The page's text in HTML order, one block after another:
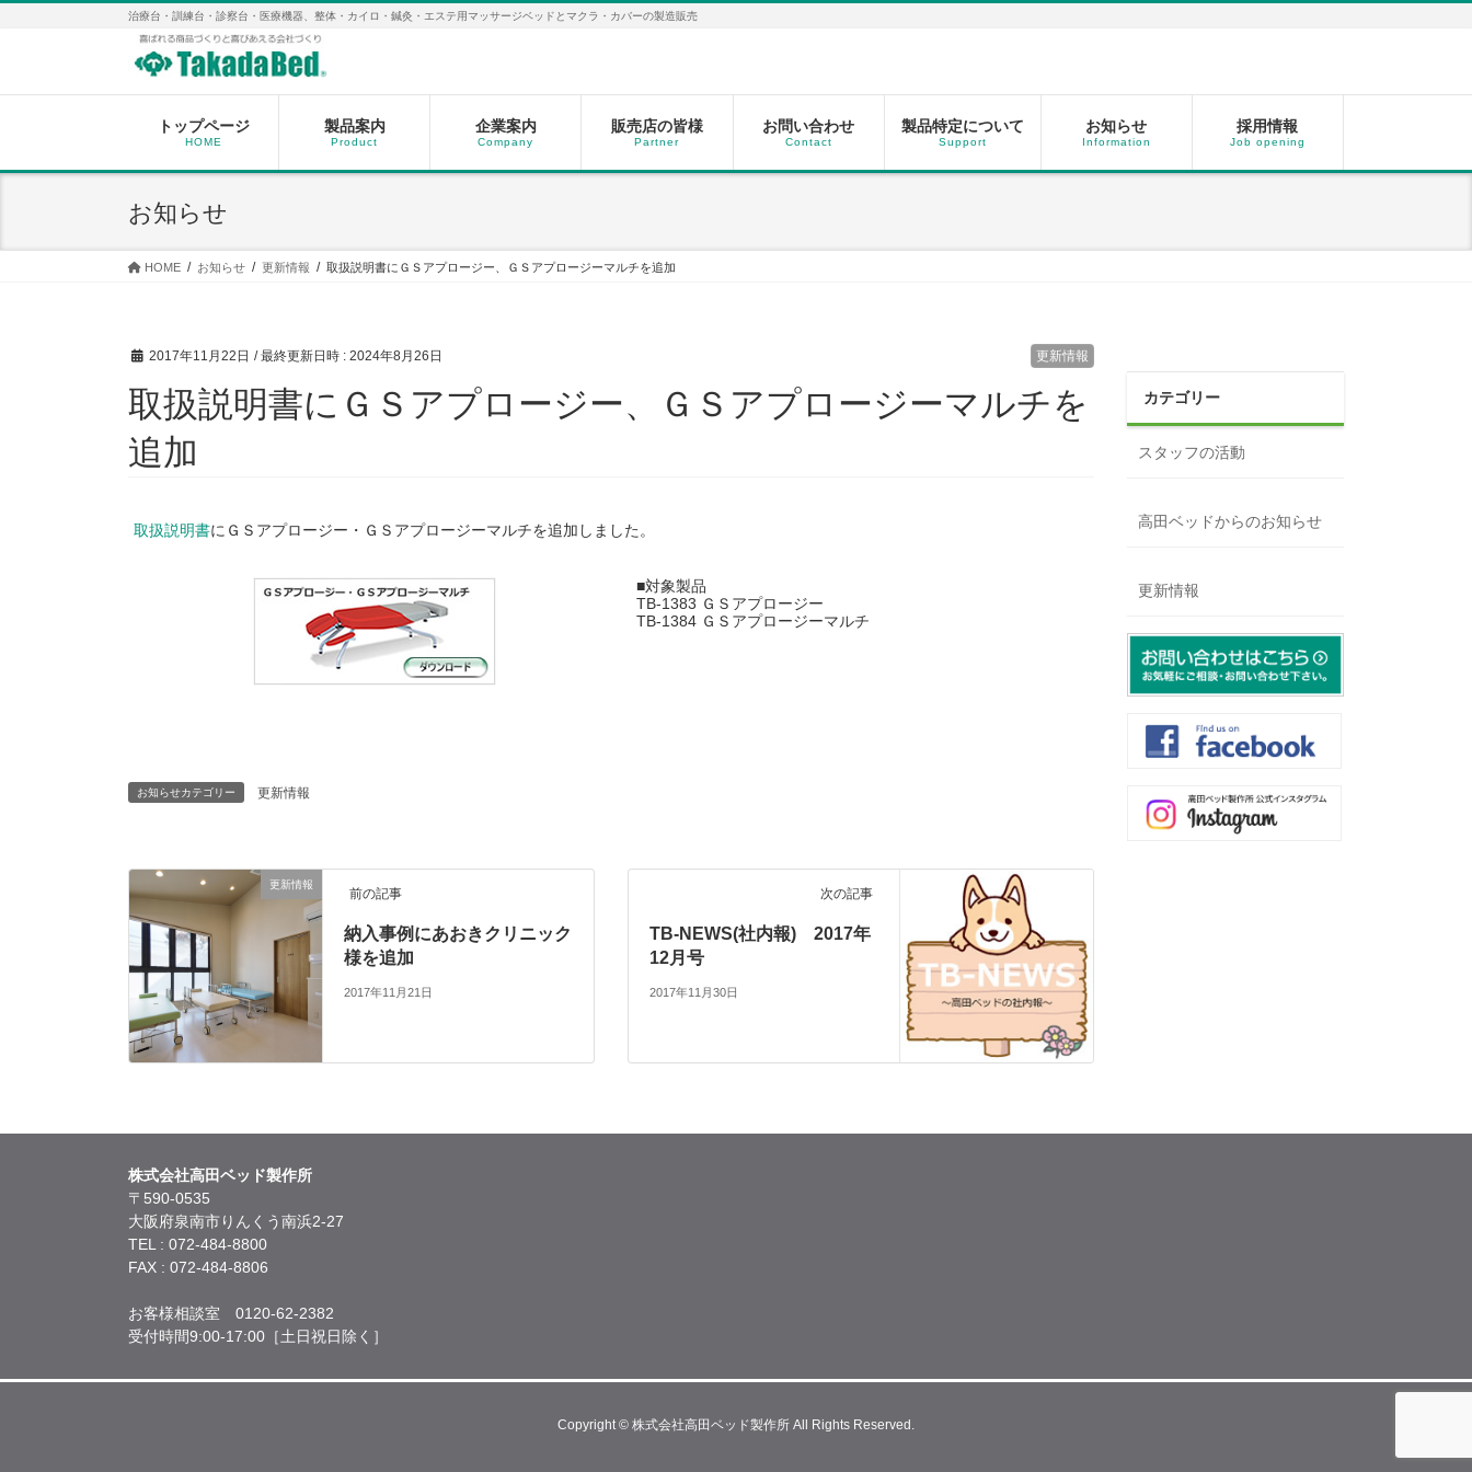
キ
に
治療台・訓練台・診察台・医療機器、整体・カイロ・鍼灸・エステ用マッサージベッドとマクラ・カバーの製造販売
トップページ
HOME
製品案内
Product
企業案内
Company
販売店の皆様
Partner
お問い合わせ
Contact
製品特定について
Support
お知らせ
Information
採用情報
Job opening
お知らせ
HOME お知らせ 更新情報 取扱説明書にＧＳアプロージー、ＧＳアプロージーマルチを追加
2017年11月22日 / 最終更新日時 : 2024年8月26日 更新情報
取扱説明書にＧＳアプロージー、ＧＳアプロージーマルチを
追加
取扱説明書にＧＳアプロージー・ＧＳアプロージーマルチを追加しました。
■対象製品
TB-1383 ＧＳアプロージー
TB-1384 ＧＳアプロージーマルチ
お知らせカテゴリー 更新情報
更新情報
前の記事
納入事例にあおきクリニック
様を追加
2017年11月21日
次の記事
TB-NEWS(社内報) 2017年
12月号
2017年11月30日
カテゴリー
スタッフの活動
高田ベッドからのお知らせ
更新情報
株式会社高田ベッド製作所
〒590-0535
大阪府泉南市りんくう南浜2-27
TEL : 072-484-8800
FAX : 072-484-8806
お客様相談室 0120-62-2382
受付時間9:00-17:00［土日祝日除く］
Copyright © 株式会社高田ベッド製作所 All Rights Reserved.